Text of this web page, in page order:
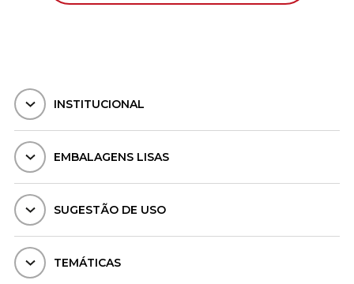
INSTITUCIONAL
EMBALAGENS LISAS
SUGESTÃO DE USO
TEMÁTICAS